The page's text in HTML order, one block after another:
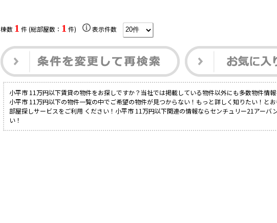
棟数 1 件 (総部屋数： 1 件) 表示件数
小平市 11万円以下賃貸の物件をお探しですか？当社では掲載している物件以外にも多数物件情報
小平市 11万円以下の物件一覧の中でご希望の物件が見つからない！もっと詳しく知りたい！と
部屋探しサービスをご利用 ください！小平市 11万円以下関連の情報ならセンチュリー21アーバ
い！